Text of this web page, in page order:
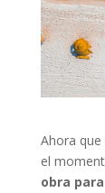
Ahora
el
obra